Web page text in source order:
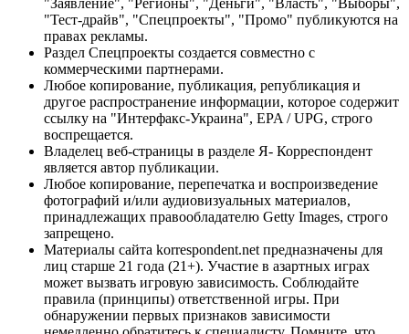
"Тест-драйв", "Спецпроекты", "Промо" публикуются на
правах рекламы.
Раздел Спецпроекты создается совместно с
коммерческими партнерами.
Любое копирование, публикация, републикация и
другое распространение информации, которое содержит
ссылку на "Интерфакс-Украина", EPA / UPG, строго
воспрещается.
Владелец веб-страницы в разделе Я- Корреспондент
является автор публикации.
Любое копирование, перепечатка и воспроизведение
фотографий и/или аудиовизуальных материалов,
принадлежащих правообладателю Getty Images, строго
запрещено.
Материалы сайта korrespondent.net предназначены для
лиц старше 21 года (21+). Участие в азартных играх
может вызвать игровую зависимость. Соблюдайте
правила (принципы) ответственной игры. При
обнаружении первых признаков зависимости